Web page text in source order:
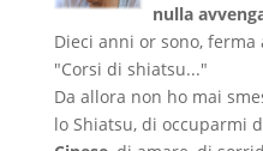
nulla
Dieci anni or sono, ferma
"Corsi di shiatsu..."
Da allora non ho mai
lo Shiatsu, di occuparmi